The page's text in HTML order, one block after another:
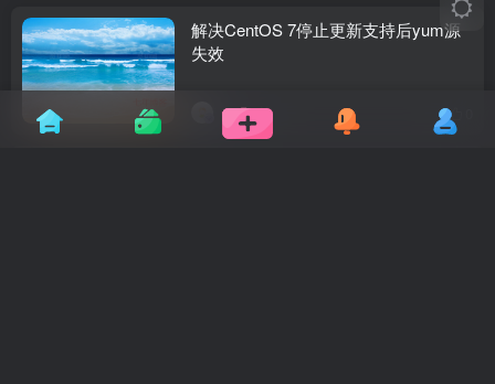
解决CentOS 7停止更新支持后yum源
失效
1年前